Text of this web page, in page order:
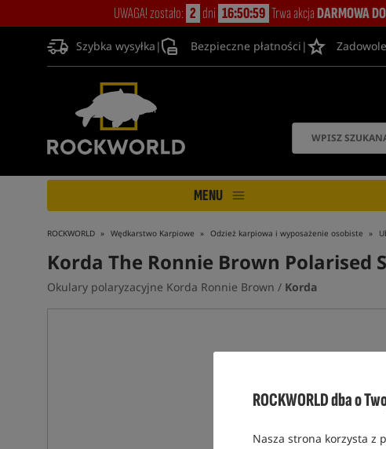
ROCKWORLD dba o
Nasza strona korzysta z
UWAGA! zostało: 2 dni 16:50:58 Trwa akcjaDARMOWA
Szybka wysyłka | Bezpieczne płatności |
MENU
ROCKWORLD Wędkarstwo Karpiowe Odzież karpiowa i wyposażenie osobiste
Korda The Ronnie Brown Polarised
Okulary polaryzacyjne Korda Ronnie Brown / Korda